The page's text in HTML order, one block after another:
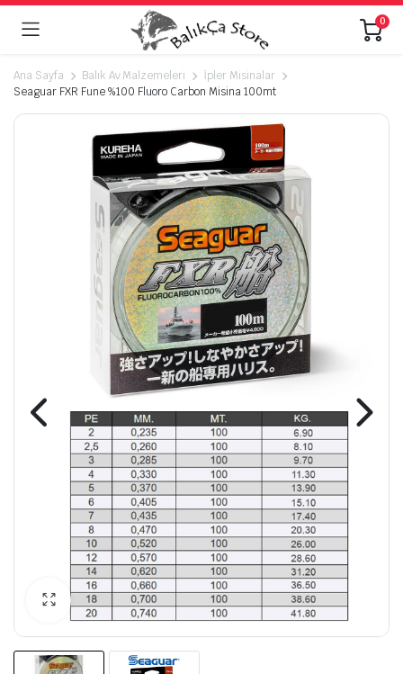
0
Ana Sayfa Balık Av Malzemeleri
İpler Misinalar
Seaguar FXR Fune %100 Fluoro Carbon Misina 100mt